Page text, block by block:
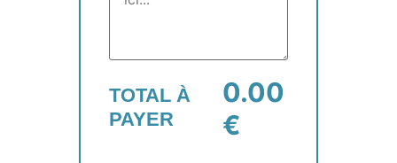
TOTAL À
PAYER
0.00
€